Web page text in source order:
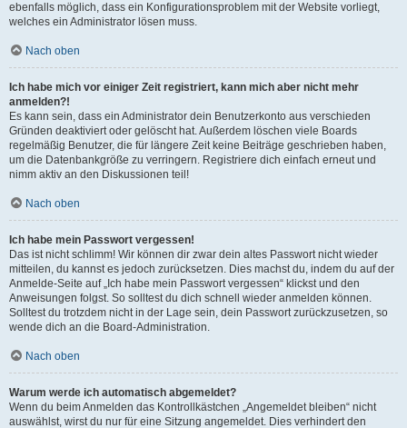
ebenfalls möglich, dass ein Konfigurationsproblem mit der Website vorliegt,
welches ein Administrator lösen muss.
Nach oben
Ich habe mich vor einiger Zeit registriert, kann mich aber nicht mehr
anmelden?!
Es kann sein, dass ein Administrator dein Benutzerkonto aus verschieden
Gründen deaktiviert oder gelöscht hat. Außerdem löschen viele Boards
regelmäßig Benutzer, die für längere Zeit keine Beiträge geschrieben haben,
um die Datenbankgröße zu verringern. Registriere dich einfach erneut und
nimm aktiv an den Diskussionen teil!
Nach oben
Ich habe mein Passwort vergessen!
Das ist nicht schlimm! Wir können dir zwar dein altes Passwort nicht wieder
mitteilen, du kannst es jedoch zurücksetzen. Dies machst du, indem du auf der
Anmelde-Seite auf „Ich habe mein Passwort vergessen“ klickst und den
Anweisungen folgst. So solltest du dich schnell wieder anmelden können.
Solltest du trotzdem nicht in der Lage sein, dein Passwort zurückzusetzen, so
wende dich an die Board-Administration.
Nach oben
Warum werde ich automatisch abgemeldet?
Wenn du beim Anmelden das Kontrollkästchen „Angemeldet bleiben“ nicht
auswählst, wirst du nur für eine Sitzung angemeldet. Dies verhindert den